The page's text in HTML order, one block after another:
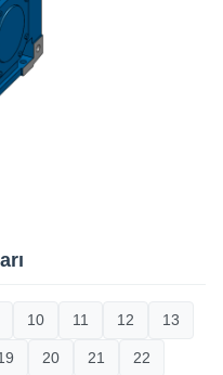
10 11 12 13
20 21 22